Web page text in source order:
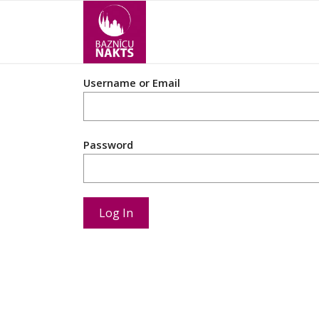
Username or Email
Password